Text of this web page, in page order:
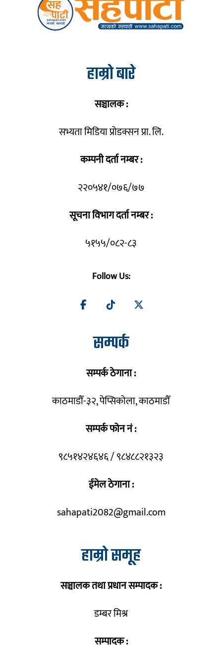
हाम्रो बारे
सञ्चालक :
सभ्यता मिडिया प्रोडक्सन प्रा. लि.
कम्पनी दर्ता नम्बर :
२२०५४१/०७६/७७
सूचना विभाग दर्ता नम्बर :
५१५५/०८२-८३
Follow Us:
सम्पर्क
सम्पर्क ठेगाना :
काठमाडौँ-३२, पेप्सिकोला, काठमाडौँ
सम्पर्क फोन नं :
९८५१४२४६४६ / ९८४८८२१३२३
ईमेल ठेगाना :
sahapati2082@gmail.com
हाम्रो समूह
सञ्चालक तथा प्रधान सम्पादक :
डम्बर मिश्र
सम्पादक :